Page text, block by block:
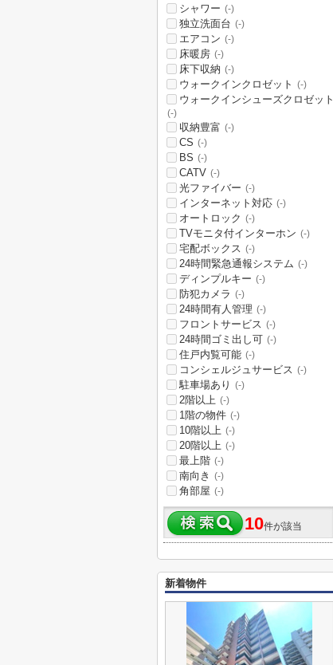
シャワー (-)
独立洗面台 (-)
エアコン (-)
床暖房 (-)
床下収納 (-)
ウォークインクロゼット (-)
ウォークインシューズクロゼット
(-)
収納豊富 (-)
CS (-)
BS (-)
CATV (-)
光ファイバー (-)
インターネット対応 (-)
オートロック (-)
TVモニタ付インターホン (-)
宅配ボックス (-)
24時間緊急通報システム (-)
ディンプルキー (-)
防犯カメラ (-)
24時間有人管理 (-)
フロントサービス (-)
24時間ゴミ出し可 (-)
住戸内覧可能 (-)
コンシェルジュサービス (-)
駐車場あり (-)
2階以上 (-)
1階の物件 (-)
10階以上 (-)
20階以上 (-)
最上階 (-)
南向き (-)
角部屋 (-)
10件が該当
新着物件